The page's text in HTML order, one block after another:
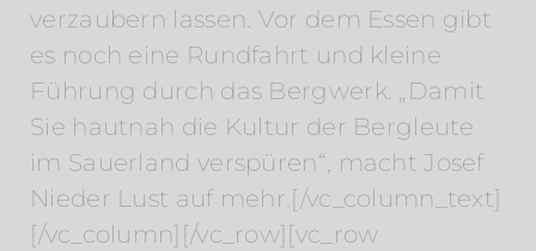
verzaubern lassen. Vor dem Essen gibt
es noch eine Rundfahrt und kleine
Führung durch das Bergwerk. „Damit
Sie hautnah die Kultur der Bergleute
im Sauerland verspüren“, macht Josef
Nieder Lust auf mehr.[/vc_column_text]
[/vc_column][/vc_row][vc_row